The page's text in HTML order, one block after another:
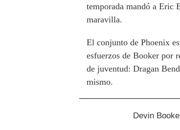
temporada mandó a Eric
maravilla.
El conjunto de Phoenix
esfuerzos de Booker por
de juventud: Dragan
mismo.
Devin